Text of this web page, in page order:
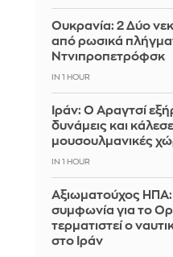
Ουκρανία: 2 Δύο
από ρωσικά
Ντνιπροπετρόφσκ
IN 1 HOUR
Ιράν: Ο Αραγτσί
δυνάμεις και
μουσουλμανικές
IN 1 HOUR
Αξιωματούχος
συμφωνία για το
τερματιστεί ο
στο Ιράν